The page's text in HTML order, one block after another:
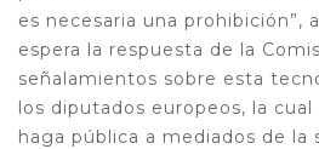
es necesaria una prohibición”,
espera la respuesta de la
señalamientos sobre esta
los diputados europeos, la cual
haga pública a mediados de la